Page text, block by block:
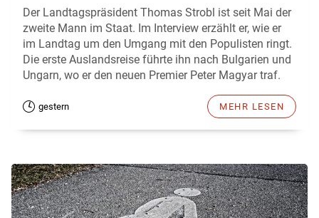
Der Landtagspräsident Thomas Strobl ist seit Mai der
zweite Mann im Staat. Im Interview erzählt er, wie er
im Landtag um den Umgang mit den Populisten ringt.
Die erste Auslandsreise führte ihn nach Bulgarien und
Ungarn, wo er den neuen Premier Peter Magyar traf.
gestern MEHR LESEN